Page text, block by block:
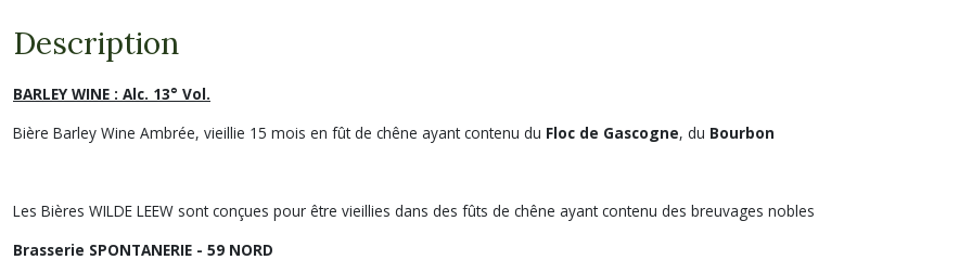
Description
BARLEY WINE : Alc. 13° Vol.
Bière Barley Wine Ambrée, vieillie 15 mois en fût de chêne ayant contenu du Floc de Gascogne, du Bourbon
Les Bières WILDE LEEW sont conçues pour être vieillies dans des fûts de chêne ayant contenu des breuvages nobles
Brasserie SPONTANERIE - 59 NORD